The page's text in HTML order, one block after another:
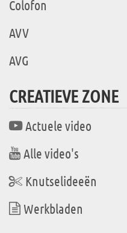
Colofon
AVV
AVG
CREATIEVE ZONE
Actuele video
Alle video's
Knutselideeën
Werkbladen